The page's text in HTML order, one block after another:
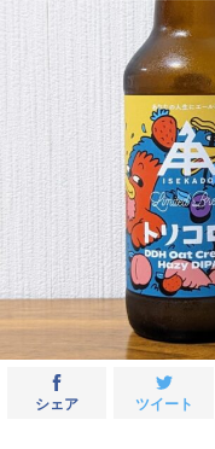
シェア ツイート